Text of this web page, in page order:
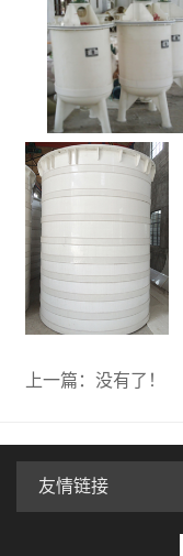
上一篇：没有了！
友情链接